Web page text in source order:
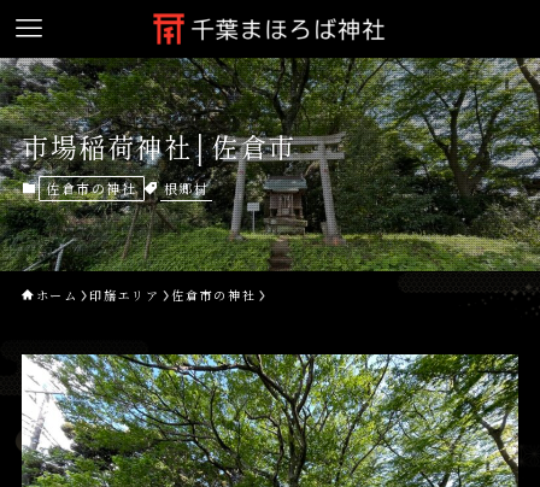
市場稲荷神社│佐倉市
佐倉市の神社 根郷村
ホーム 印旛エリア 佐倉市の神社